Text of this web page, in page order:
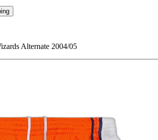
Alternate 2004/05